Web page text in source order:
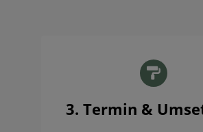
3. Termin &